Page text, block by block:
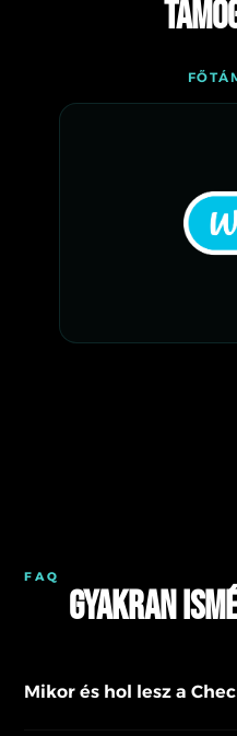
FAQ
Gyakran
Mikor és hol lesz a